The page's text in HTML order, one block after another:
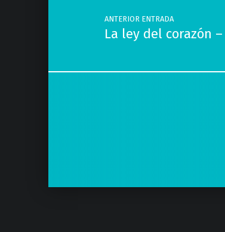
ANTERIOR ENTRADA
La ley del corazón